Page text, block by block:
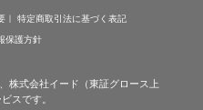
特定商取引法に基づく表記
保護方針
株式会社イード（東証グロース上
スです。